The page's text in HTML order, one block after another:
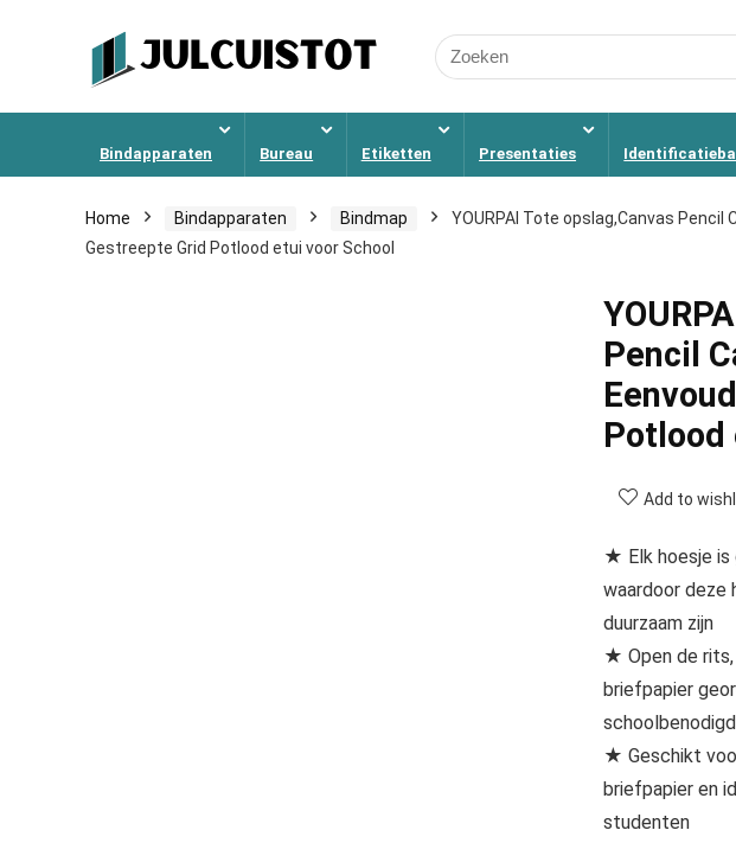
Search
for:
Bindapparaten Bureau Etiketten Presentaties
Home Bindapparaten Bindmap
YOURPAI Tote opslag,Canvas Pencil
Gestreepte Grid Potlood etui voor School
Pencil
Potlood
Add to
★ Elk hoesje is
waardoor deze
duurzaam zijn
★ Open de rits,
briefpapier
★ Geschikt
briefpapier en
studenten